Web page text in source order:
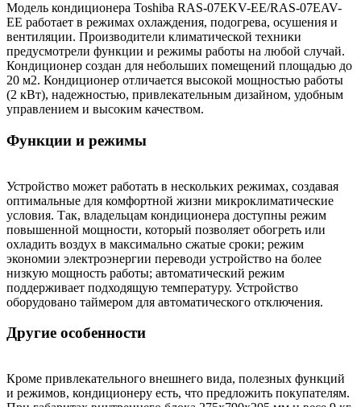
Модель кондиционера Toshiba RAS-07EKV-EE/RAS-07EAV-
EE работает в режимах охлаждения, подогрева, осушения и
вентиляции. Производители климатической техники
предусмотрели функции и режимы работы на любой случай.
Кондиционер создан для небольших помещений площадью до
20 м2. Кондиционер отличается высокой мощностью работы
(2 кВт), надежностью, привлекательным дизайном, удобным
управлением и высоким качеством.
Функции и режимы
Устройство может работать в нескольких режимах, создавая
оптимальные для комфортной жизни микроклиматические
условия. Так, владельцам кондиционера доступны режим
повышенной мощности, который позволяет обогреть или
охладить воздух в максимально сжатые сроки; режим
экономии электроэнергии переводи устройство на более
низкую мощность работы; автоматический режим
поддерживает подходящую температуру. Устройство
оборудовано таймером для автоматического отключения.
Другие особенности
Кроме привлекательного внешнего вида, полезных функций
и режимов, кондиционеру есть, что предложить покупателям.